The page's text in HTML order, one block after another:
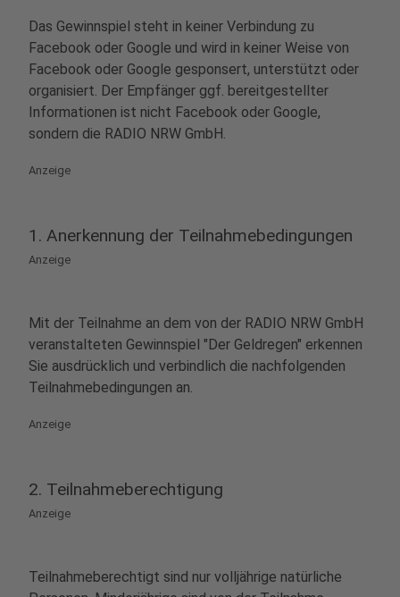
Das Gewinnspiel steht in keiner Verbindung zu
Facebook oder Google und wird in keiner Weise von
Facebook oder Google gesponsert, unterstützt oder
organisiert. Der Empfänger ggf. bereitgestellter
Informationen ist nicht Facebook oder Google,
sondern die RADIO NRW GmbH.
Anzeige
1. Anerkennung der Teilnahmebedingungen
Anzeige
Mit der Teilnahme an dem von der RADIO NRW GmbH
veranstalteten Gewinnspiel "Der Geldregen" erkennen
Sie ausdrücklich und verbindlich die nachfolgenden
Teilnahmebedingungen an.
Anzeige
2. Teilnahmeberechtigung
Anzeige
Teilnahmeberechtigt sind nur volljährige natürliche